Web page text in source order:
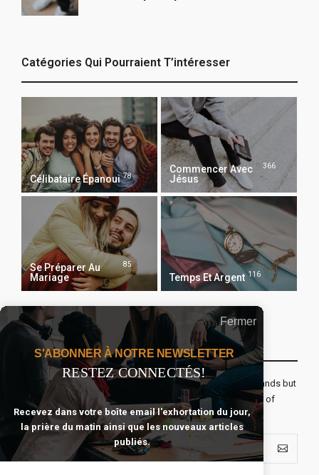
Catégories Qui Pourraient T’intéresser
Célibataire Épanoui 78
Commencer Avec
Jésus
366
Se Préparer Au
Mariage
85
Temps Et Argent 116
Recevoir Notre Newsletter Chaque Matin
The real voyage of discovery consists not in seeking new lands but
seeing with new eyes. All journeys have secret destinations of
which the traveler is unaware.
Fermer
S'ABONNER À NOTRE NEWSLETTER
RESTEZ CONNECTÉS!
Recevez dans votre boîte email l'exhortation du jour,
la prière du matin ainsi que les nouveaux articles
publiés.